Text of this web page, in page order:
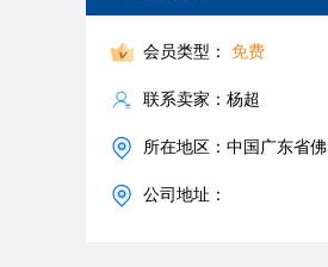
会员类型： 免费
联系卖家：杨超
所在地区：中国广东省
公司地址：